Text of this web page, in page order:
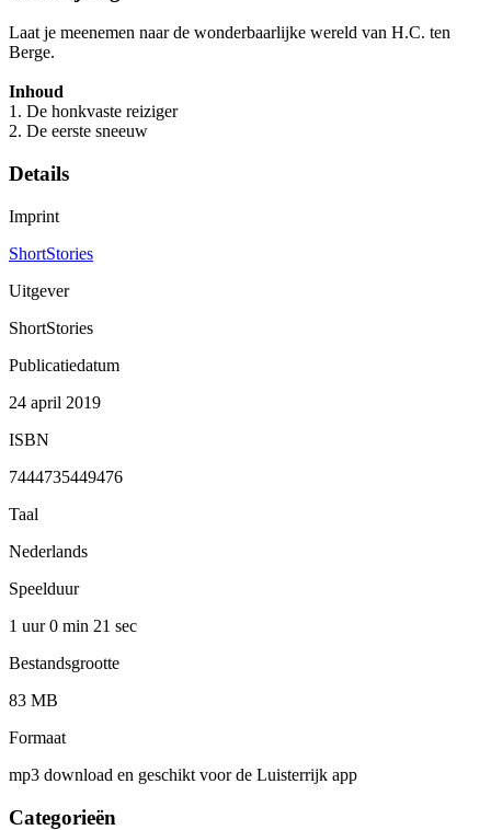
Laat je meenemen naar de wonderbaarlijke wereld van H.C. ten
Berge.
Inhoud
1. De honkvaste reiziger
2. De eerste sneeuw
Details
Imprint
ShortStories
Uitgever
ShortStories
Publicatiedatum
24 april 2019
ISBN
7444735449476
Taal
Nederlands
Speelduur
1 uur 0 min 21 sec
Bestandsgrootte
83 MB
Formaat
mp3 download en geschikt voor de Luisterrijk app
Categorieën